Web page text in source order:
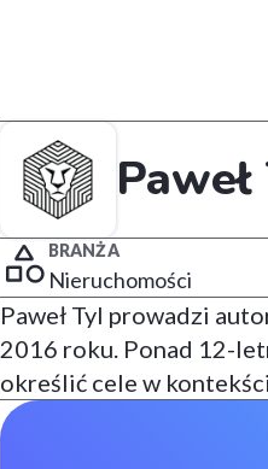
BRANŻA
Nieruchomości
Paweł Tyl prowadzi
2016 roku. Ponad 12-
określić cele w